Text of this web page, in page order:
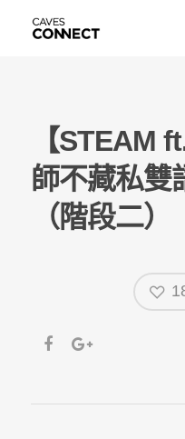
【STEAM
師不藏私雙
（階段二）